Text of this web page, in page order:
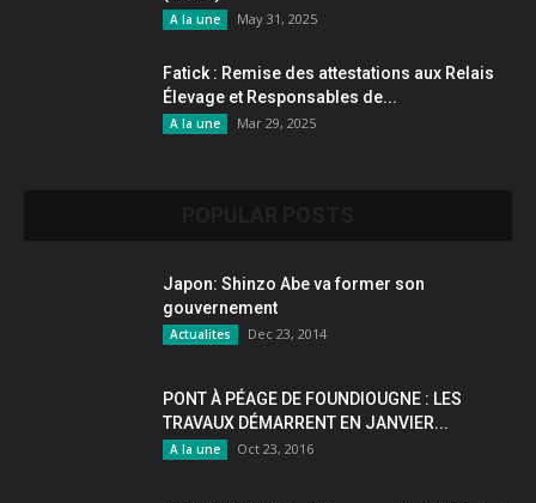
A la une May 31, 2025
Fatick : Remise des attestations aux Relais
Élevage et Responsables de...
A la une Mar 29, 2025
Japon: Shinzo Abe va former son
gouvernement
Actualites Dec 23, 2014
PONT À PÉAGE DE FOUNDIOUGNE : LES
TRAVAUX DÉMARRENT EN JANVIER...
A la une Oct 23, 2016